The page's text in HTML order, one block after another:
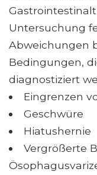
Untersuchung
Abweichungen
Bedingungen,
diagnostiziert
Eingrenzen
Geschwüre
Hiatushernie
Vergrößerte